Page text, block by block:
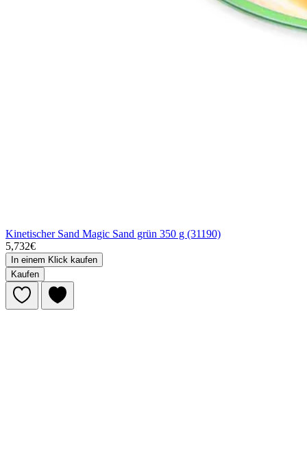
Kinetischer Sand Magic Sand grün 350 g (31190)
5,732€
In einem Klick kaufen
Kaufen